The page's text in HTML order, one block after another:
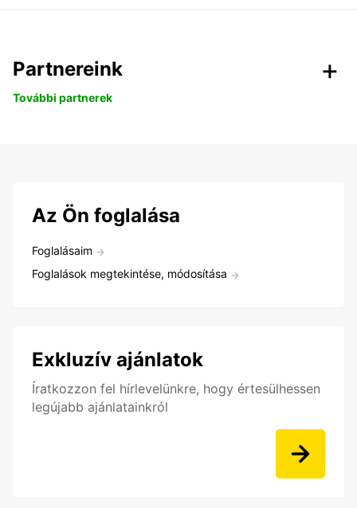
Partnereink
További partnerek
Az Ön foglalása
Foglalásaim
Foglalások megtekintése, módosítása
Exkluzív ajánlatok
Íratkozzon fel hírlevelünkre, hogy értesülhessen
legújabb ajánlatainkról